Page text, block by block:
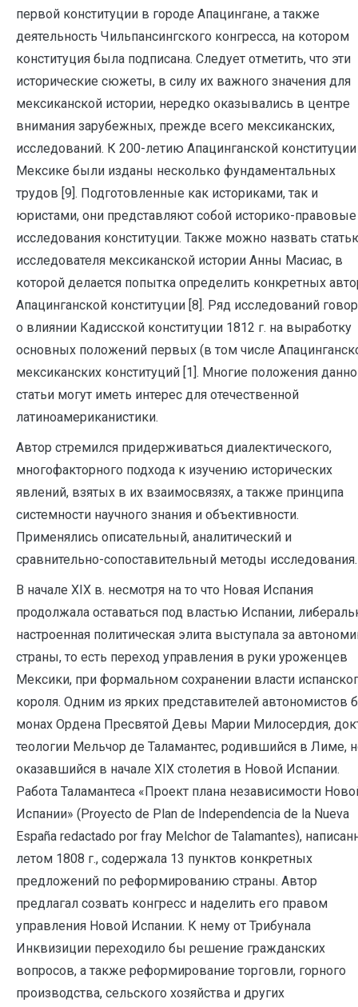
первой конституции в городе Апацингане, а также
деятельность Чильпансингского конгресса, на котором
конституция была подписана. Следует отметить, что эти
исторические сюжеты, в силу их важного значения для
мексиканской истории, нередко оказывались в центре
внимания зарубежных, прежде всего мексиканских,
исследований. К 200-летию Апацинганской
Мексике были изданы несколько фундаментальных
трудов [9]. Подготовленные как историками, так и
юристами, они представляют собой историко-правовые
исследования конституции. Также можно назвать
исследователя мексиканской истории Анны Масиас, в
которой делается попытка определить конкретных
Апацинганской конституции [8]. Ряд исследований
о влиянии Кадисской конституции 1812 г. на выработку
основных положений первых (в том числе
мексиканских конституций [1]. Многие положения
статьи могут иметь интерес для отечественной
латиноамериканистики.
Автор стремился придерживаться диалектического,
многофакторного подхода к изучению исторических
явлений, взятых в их взаимосвязях, а также принципа
системности научного знания и объективности.
Применялись описательный, аналитический и
сравнительно-сопоставительный методы исследования.
В начале XIX в. несмотря на то что Новая Испания
продолжала оставаться под властью Испании,
настроенная политическая элита выступала за
страны, то есть переход управления в руки уроженцев
Мексики, при формальном сохранении власти
короля. Одним из ярких представителей автономистов
монах Ордена Пресвятой Девы Марии Милосердия,
теологии Мельчор де Таламантес, родившийся в Лиме,
оказавшийся в начале XIX столетия в Новой Испании.
Работа Таламантеса «Проект плана независимости
Испании» (Proyecto de Plan de Independencia de la Nueva
España redactado por fray Melchor de Talamantes),
летом 1808 г., содержала 13 пунктов конкретных
предложений по реформированию страны. Автор
предлагал созвать конгресс и наделить его правом
управления Новой Испании. К нему от Трибунала
Инквизиции переходило бы решение гражданских
вопросов, а также реформирование торговли, горного
производства, сельского хозяйства и других